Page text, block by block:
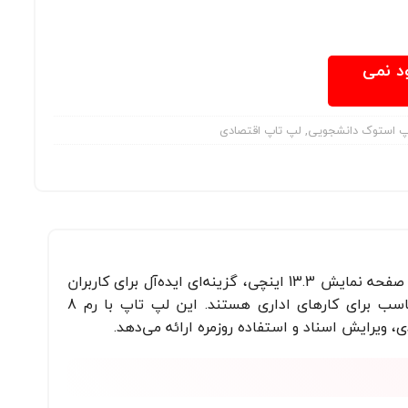
نمی
استوک دانشجویی, لپ تاپ اقتصادی
HP ProBook 430 G7 با پردازنده Core i3-10210U، طراحی جمع‌وجور و صفحه نمایش 13.3 اینچی، گزینه‌ای ایده‌آل برای کاربران
روزمره، دانشجویان و افرادی است که به دنبال دستگاهی سبک، قابل حمل و با کارایی مناسب برای کارهای اداری هستند. این لپ تاپ با رم 8